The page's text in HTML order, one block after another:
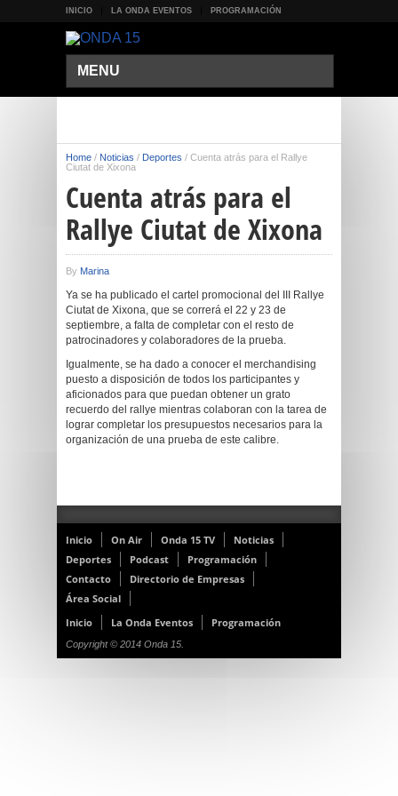
INICIO LA ONDA EVENTOS PROGRAMACIÓN
MENU
Home / Noticias / Deportes / Cuenta atrás para el Rallye
Ciutat de Xixona
Cuenta atrás para el
Rallye Ciutat de Xixona
By Marina
Ya se ha publicado el cartel promocional del III Rallye
Ciutat de Xixona, que se correrá el 22 y 23 de
septiembre, a falta de completar con el resto de
patrocinadores y colaboradores de la prueba.
Igualmente, se ha dado a conocer el merchandising
puesto a disposición de todos los participantes y
aficionados para que puedan obtener un grato
recuerdo del rallye mientras colaboran con la tarea de
lograr completar los presupuestos necesarios para la
organización de una prueba de este calibre.
Inicio On Air Onda 15 TV
Noticias
Deportes
Podcast
Programación
Contacto
Directorio de Empresas
Área Social
Inicio
La Onda Eventos Programación
Copyright © 2014 Onda 15.